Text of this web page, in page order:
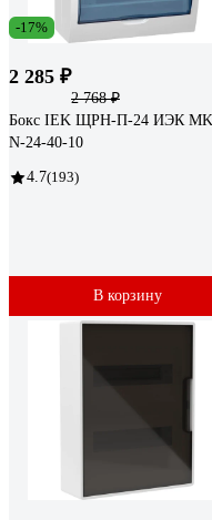
-17%
2 285 ₽
2 768 ₽
Бокс IEK ЩРН-П-24 ИЭК
N-24-40-10
4.7(193)
В корзину